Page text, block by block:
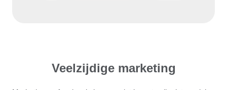
Veelzijdige marketing